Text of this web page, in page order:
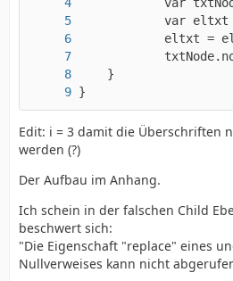
}
Edit: i = 3 damit die Überschriften
werden (?)
Der Aufbau im Anhang.
Ich schein in der falschen Child
beschwert sich:
"Die Eigenschaft "replace" eines
Nullverweises kann nicht